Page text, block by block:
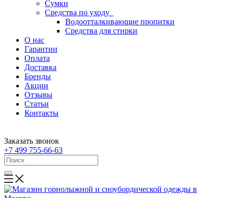
Сумки
Средства по уходу
Водоотталкивающие пропитки
Средства для стирки
О нас
Гарантии
Оплата
Доставка
Бренды
Акции
Отзывы
Статьи
Контакты
Заказать звонок
+7 499 755-66-63